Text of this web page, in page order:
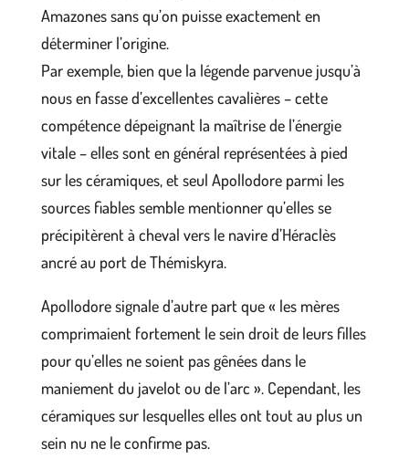
Amazones sans qu’on puisse exactement en
déterminer l’origine.
Par exemple, bien que la légende parvenue jusqu’à
nous en fasse d’excellentes cavalières – cette
compétence dépeignant la maîtrise de l’énergie
vitale – elles sont en général représentées à pied
sur les céramiques, et seul Apollodore parmi les
sources fiables semble mentionner qu’elles se
précipitèrent à cheval vers le navire d’Héraclès
ancré au port de Thémiskyra.
Apollodore signale d’autre part que « les mères
comprimaient fortement le sein droit de leurs filles
pour qu’elles ne soient pas gênées dans le
maniement du javelot ou de l’arc ». Cependant, les
céramiques sur lesquelles elles ont tout au plus un
sein nu ne le confirme pas.